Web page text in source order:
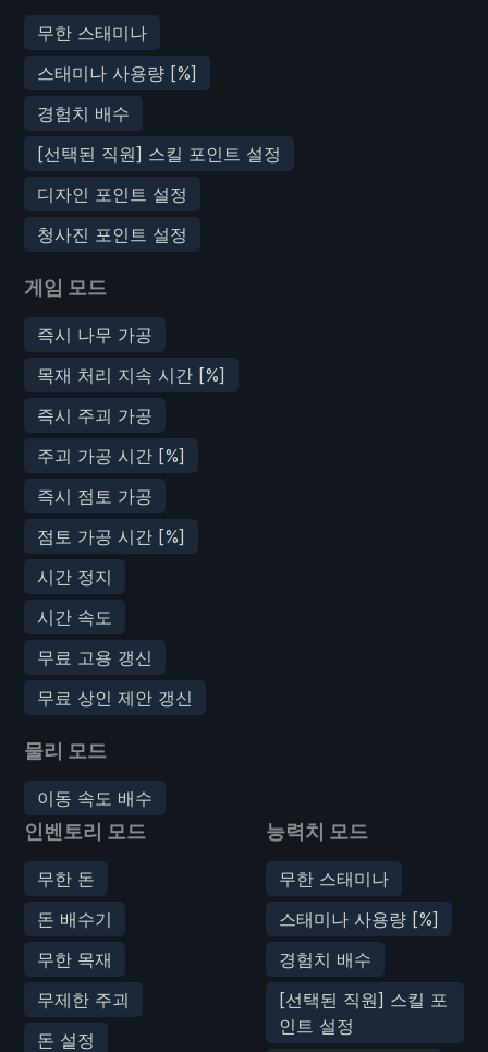
무한 스태미나
스태미나 사용량 [%]
경험치 배수
[선택된 직원] 스킬 포인트 설정
디자인 포인트 설정
청사진 포인트 설정
게임 모드
즉시 나무 가공
목재 처리 지속 시간 [%]
즉시 주괴 가공
주괴 가공 시간 [%]
즉시 점토 가공
점토 가공 시간 [%]
시간 정지
시간 속도
무료 고용 갱신
무료 상인 제안 갱신
물리 모드
이동 속도 배수
인벤토리 모드
무한 돈
돈 배수기
무한 목재
무제한 주괴
돈 설정
능력치 모드
무한 스태미나
스태미나 사용량 [%]
경험치 배수
[선택된 직원] 스킬 포
인트 설정